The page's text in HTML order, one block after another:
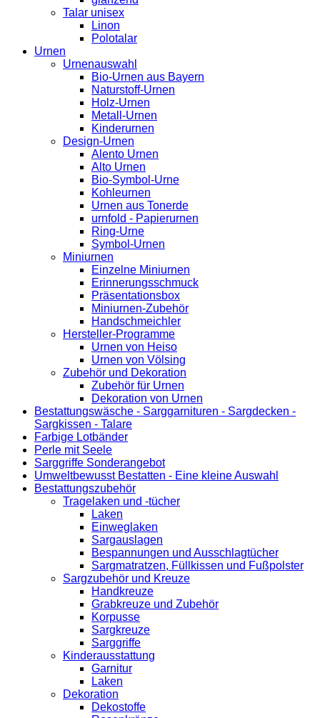
Talar unisex
Linon
Polotalar
Urnen
Urnenauswahl
Bio-Urnen aus Bayern
Naturstoff-Urnen
Holz-Urnen
Metall-Urnen
Kinderurnen
Design-Urnen
Alento Urnen
Alto Urnen
Bio-Symbol-Urne
Kohleurnen
Urnen aus Tonerde
urnfold - Papierurnen
Ring-Urne
Symbol-Urnen
Miniurnen
Einzelne Miniurnen
Erinnerungsschmuck
Präsentationsbox
Miniurnen-Zubehör
Handschmeichler
Hersteller-Programme
Urnen von Heiso
Urnen von Völsing
Zubehör und Dekoration
Zubehör für Urnen
Dekoration von Urnen
Bestattungswäsche - Sarggarnituren - Sargdecken -
Sargkissen - Talare
Farbige Lotbänder
Perle mit Seele
Sarggriffe Sonderangebot
Umweltbewusst Bestatten - Eine kleine Auswahl
Bestattungszubehör
Tragelaken und -tücher
Laken
Einweglaken
Sargauslagen
Bespannungen und Ausschlagtücher
Sargmatratzen, Füllkissen und Fußpolster
Sargzubehör und Kreuze
Handkreuze
Grabkreuze und Zubehör
Korpusse
Sargkreuze
Sarggriffe
Kinderausstattung
Garnitur
Laken
Dekoration
Dekostoffe